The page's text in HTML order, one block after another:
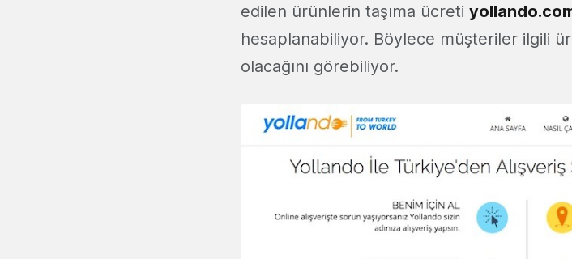
edilen ürünlerin taşıma ücreti
hesaplanabiliyor. Böylece müşteriler ilgili
olacağını görebiliyor.